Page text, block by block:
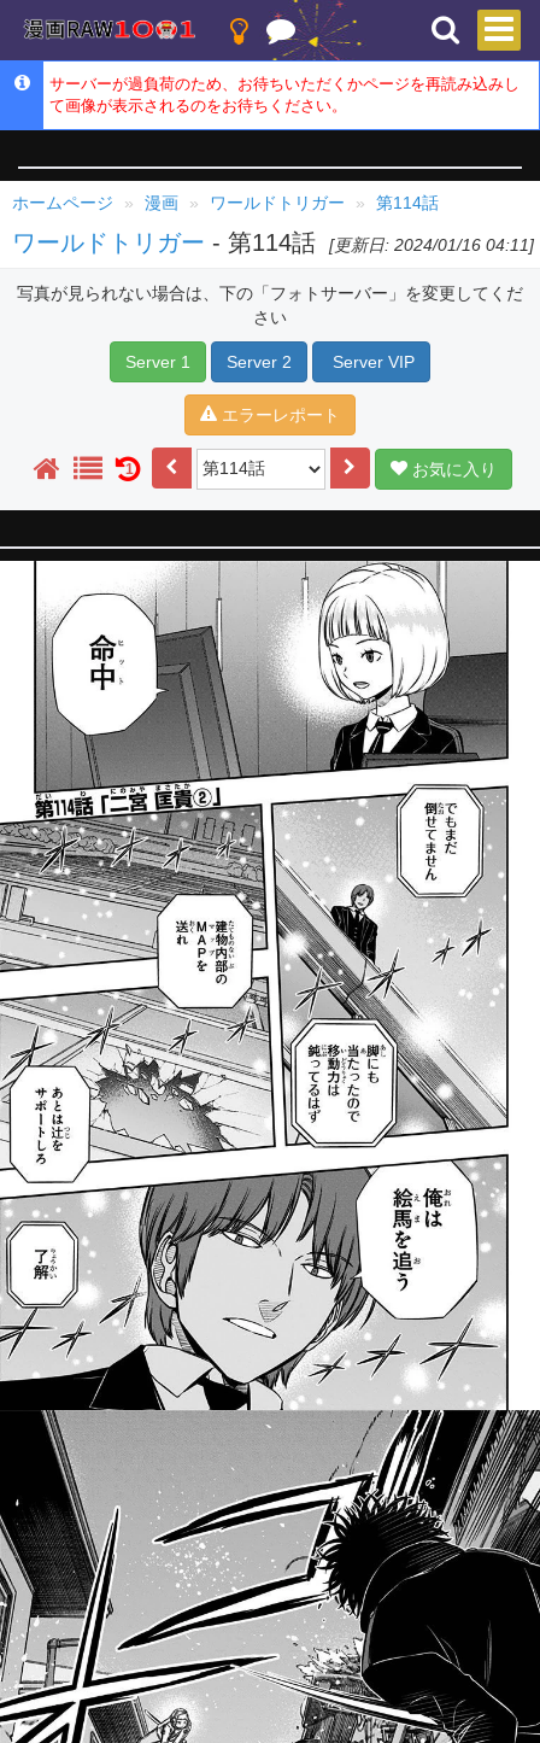
サーバーが過負荷のため、お待ちいただくかページを再読み込みし
て画像が表示されるのをお待ちください。
ホームページ 漫画 ワールドトリガー 第114話
ワールドトリガー - 第114話 [更新日: 2024/01/16 04:11]
写真が見られない場合は、下の「フォトサーバー」を変更してくだ
さい
Server 1 Server 2 Server VIP
エラーレポート
1 お気に入り